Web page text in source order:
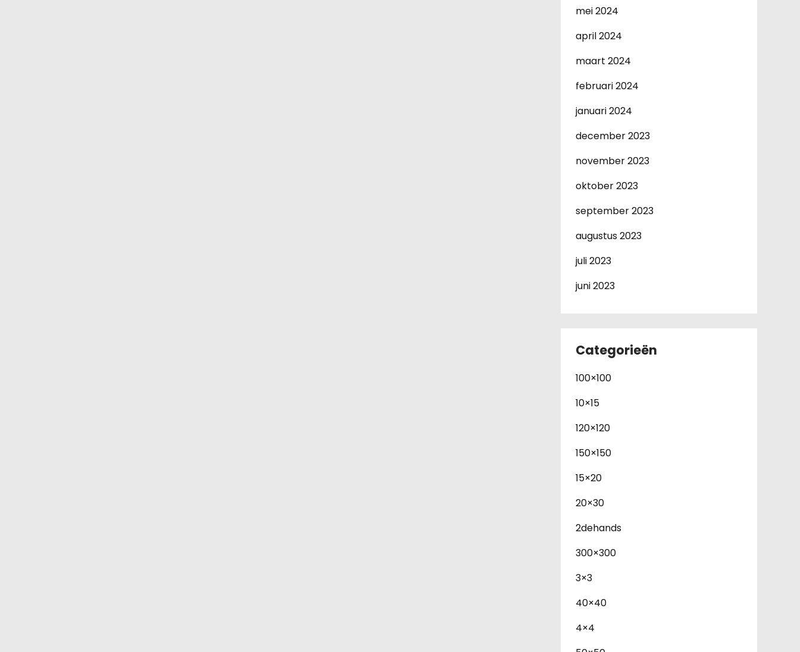
mei 2024
april 2024
maart 2024
februari 2024
januari 2024
december 2023
november 2023
oktober 2023
september 2023
augustus 2023
juli 2023
juni 2023
Categorieën
100×100
10×15
120×120
150×150
15×20
20×30
2dehands
300×300
3×3
40×40
4×4